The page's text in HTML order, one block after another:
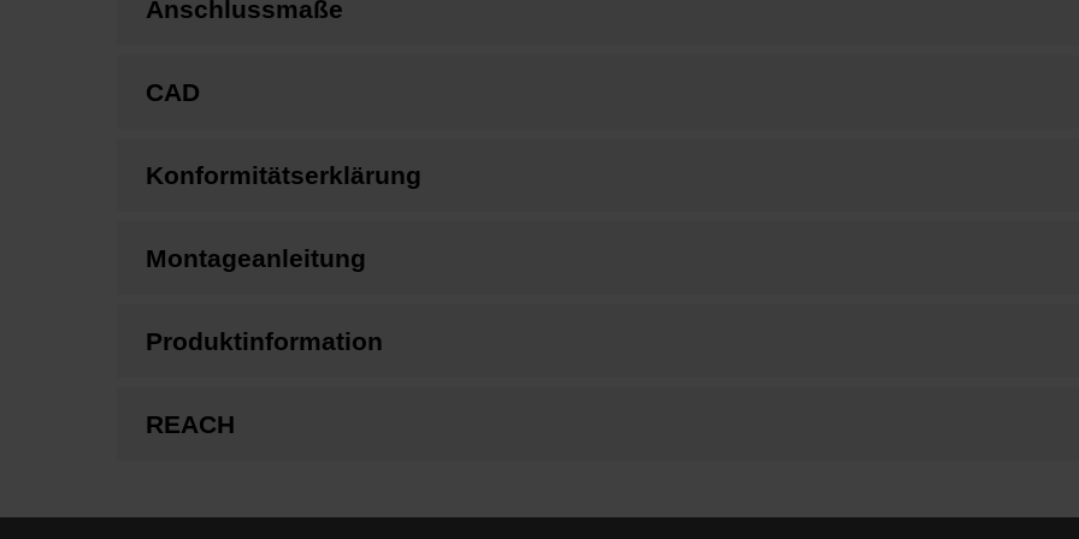
Anschlussmaße
CAD
Konformitätserklärung
Montageanleitung
Produktinformation
REACH